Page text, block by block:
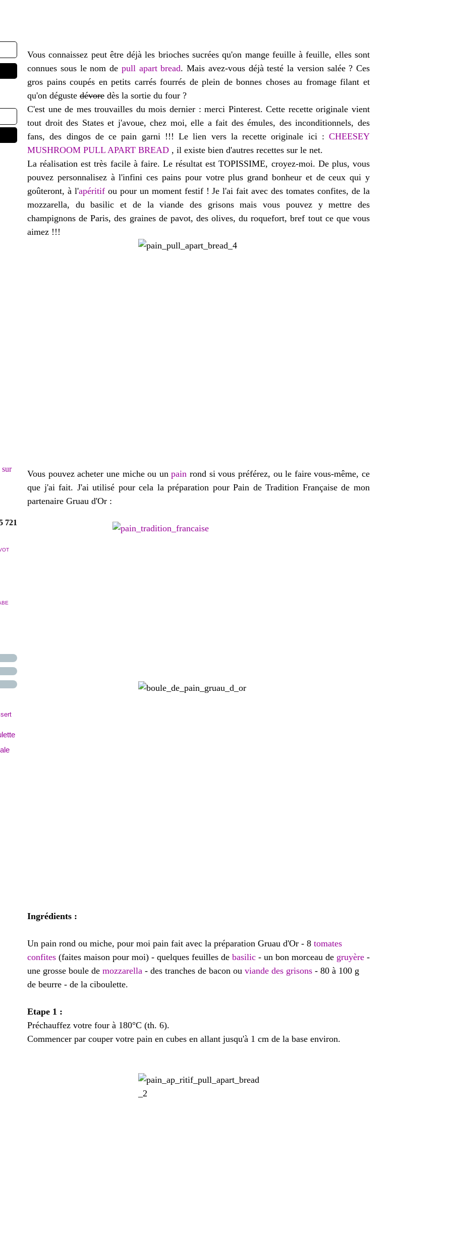
sur
721
Vous connaissez peut être déjà les brioches sucrées qu'on mange feuille à feuille, elles sont
connues sous le nom de pull apart bread. Mais avez-vous déjà testé la version salée ? Ces
gros pains coupés en petits carrés fourrés de plein de bonnes choses au fromage filant et
qu'on déguste dévore dès la sortie du four ?
C'est une de mes trouvailles du mois dernier : merci Pinterest. Cette recette originale vient
tout droit des States et j'avoue, chez moi, elle a fait des émules, des inconditionnels, des
fans, des dingos de ce pain garni !!! Le lien vers la recette originale ici : CHEESEY
MUSHROOM PULL APART BREAD , il existe bien d'autres recettes sur le net.
La réalisation est très facile à faire. Le résultat est TOPISSIME, croyez-moi. De plus, vous
pouvez personnalisez à l'infini ces pains pour votre plus grand bonheur et de ceux qui y
goûteront, à l'apéritifou pour un moment festif ! Je l'ai fait avec des tomates confites, de la
mozzarella, du basilic et de la viande des grisons mais vous pouvez y mettre des
champignons de Paris, des graines de pavot, des olives, du roquefort, bref tout ce que vous
aimez !!!
Vous pouvez acheter une miche ou unpain rond si vous préférez, ou le faire vous-même, ce
que j'ai fait. J'ai utilisé pour cela la préparation pour Pain de Tradition Française de mon
partenaire Gruau d'Or :
Ingrédients :
Un pain rond ou miche, pour moi pain fait avec la préparation Gruau d'Or - 8 tomates
confites (faites maison pour moi) - quelques feuilles de basilic - un bon morceau de gruyère -
une grosse boule de mozzarella - des tranches de bacon ou viande des grisons - 80 à 100 g
de beurre - de la ciboulette.
Etape 1 :
Préchauffez votre four à 180°C (th. 6).
Commencer par couper votre pain en cubes en allant jusqu'à 1 cm de la base environ.